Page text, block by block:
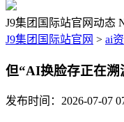
J9集团国际站官网动态
J9集团国际站官网 > ai
但“AI换脸存正在溯
发布时间：2026-07-07